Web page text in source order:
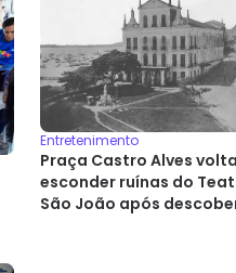
Entretenimento
Praça Castro Alves
esconder ruínas do
São João após